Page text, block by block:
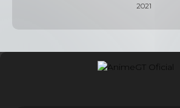
2021